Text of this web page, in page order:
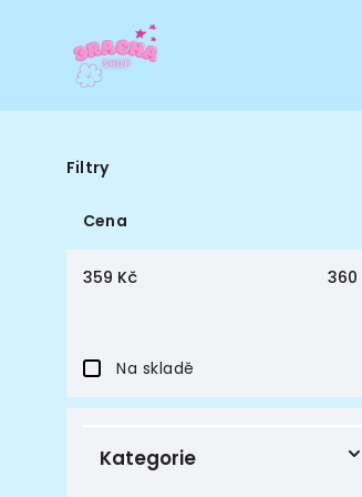
Filtry
Cena
359 Kč 360
Na skladě
Kategorie